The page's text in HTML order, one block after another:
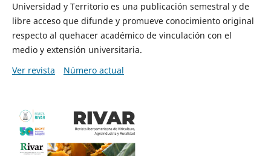
Universidad y Territorio es una publicación semestral y de
libre acceso que difunde y promueve conocimiento original
respecto al quehacer académico de vinculación con el
medio y extensión universitaria.
Ver revista
Número actual